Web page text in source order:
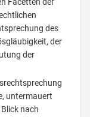
des
der
der
untermauert
nach